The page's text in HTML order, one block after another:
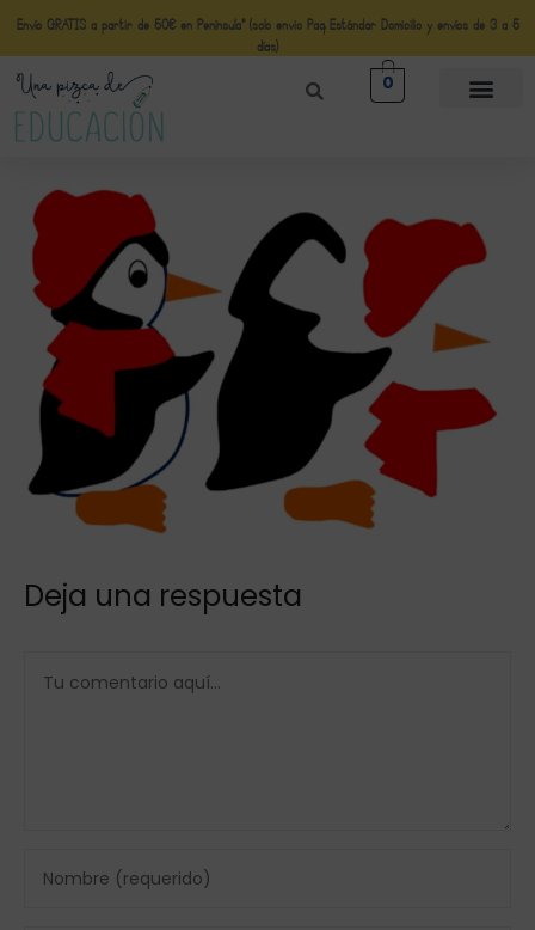
Envío GRATIS a partir de 50€ en Península* (solo envio Paq Estándar Domicilio y envíos de 3 a 5
días)
0
Deja una respuesta